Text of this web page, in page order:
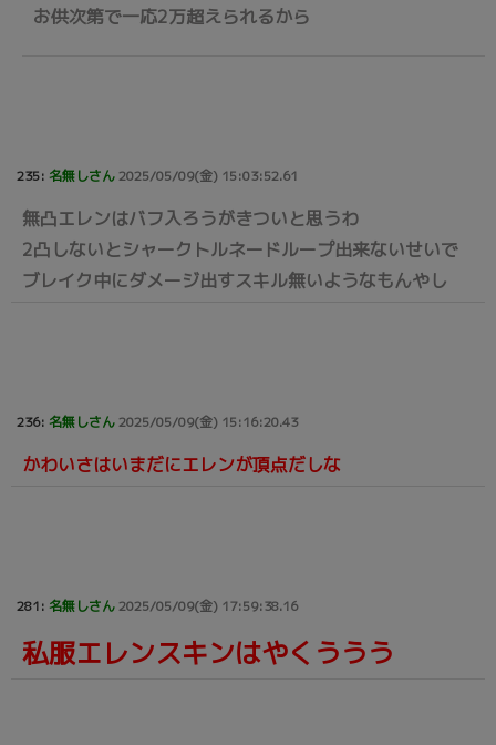
お供次第で一応2万超えられるから
235: 名無しさん2025/05/09(金) 15:03:52.61
無凸エレンはバフ入ろうがきついと思うわ
2凸しないとシャークトルネードループ出来ないせいで
ブレイク中にダメージ出すスキル無いようなもんやし
236: 名無しさん2025/05/09(金) 15:16:20.43
かわいさはいまだにエレンが頂点だしな
281: 名無しさん2025/05/09(金) 17:59:38.16
私服エレンスキンはやくううう